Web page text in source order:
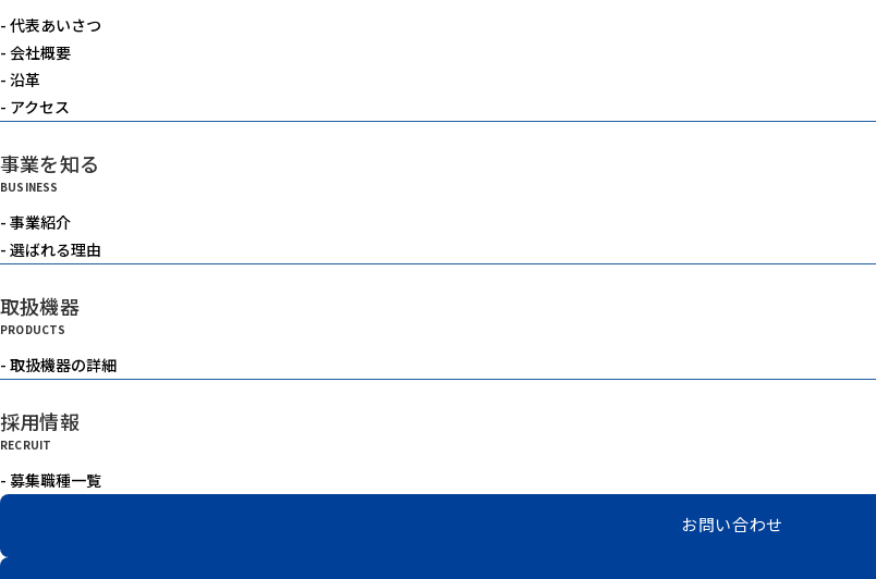
- 代表あいさつ
- 会社概要
- 沿革
- アクセス
事業を知る
BUSINESS
- 事業紹介
- 選ばれる理由
取扱機器
PRODUCTS
- 取扱機器の詳細
採用情報
RECRUIT
- 募集職種一覧
お問い合わせ